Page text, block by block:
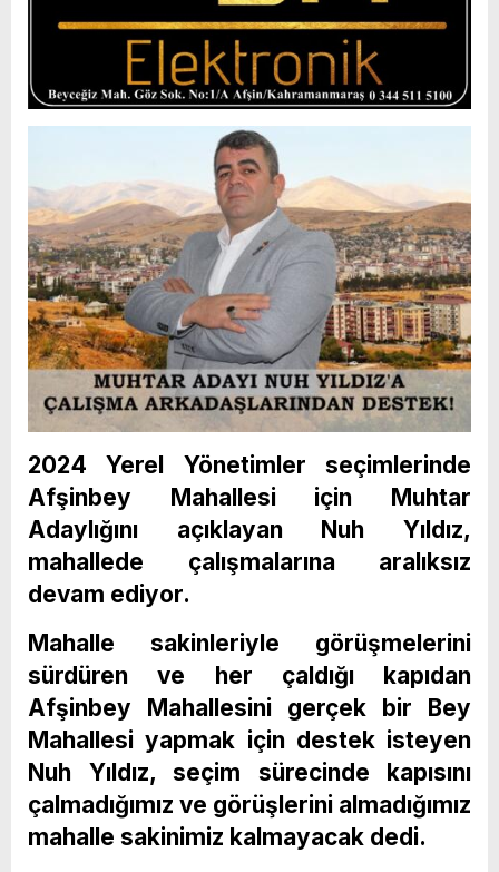
2024 Yerel Yönetimler seçimlerinde
Afşinbey Mahallesi için Muhtar
Adaylığını açıklayan Nuh Yıldız,
mahallede çalışmalarına aralıksız
devam ediyor.
Mahalle sakinleriyle görüşmelerini
sürdüren ve her çaldığı kapıdan
Afşinbey Mahallesini gerçek bir Bey
Mahallesi yapmak için destek isteyen
Nuh Yıldız, seçim sürecinde kapısını
çalmadığımız ve görüşlerini almadığımız
mahalle sakinimiz kalmayacak dedi.